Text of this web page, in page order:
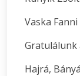
Vaska Fanni
Gratulálunk
Hajrá,